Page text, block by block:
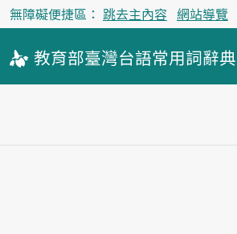
無障礙便捷區： 跳去主內容 網站導覽
教育部臺灣台語常用詞辭典